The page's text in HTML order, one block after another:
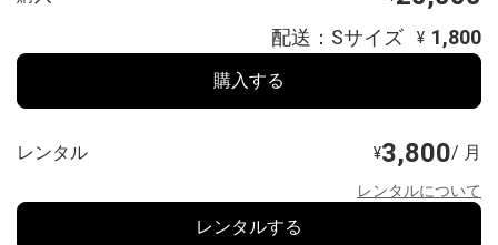
配送：Sサイズ ¥ 1,800
購入する
レンタル ¥3,800/ 月
レンタルについて
レンタルする